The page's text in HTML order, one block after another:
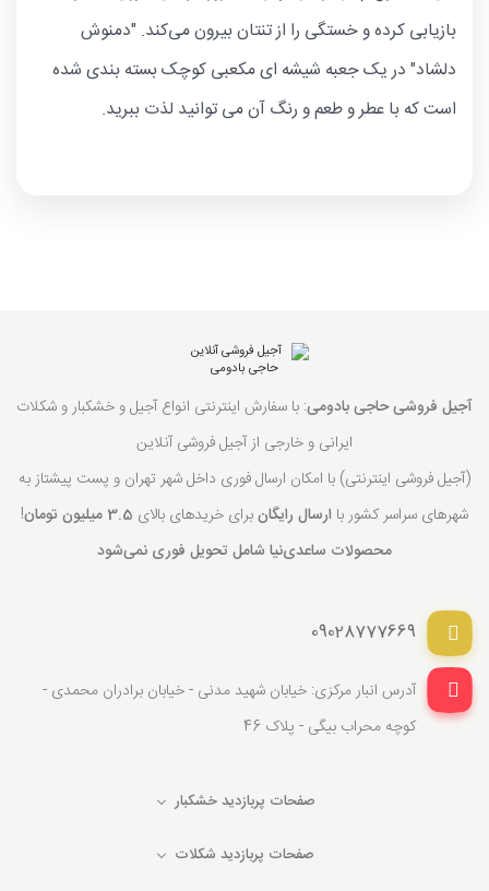
بازیابی کرده و خستگی را از تنتان بیرون می‌کند. "دمنوش
دلشاد" در یک جعبه شیشه ای مکعبی کوچک بسته بندی شده
است که با عطر و طعم و رنگ آن می توانید لذت ببرید.
آجیل فروشی حاجی بادومی: با سفارش اینترنتی انواع آجیل و خشکبار و شکلات
ایرانی و خارجی از آجیل فروشی آنلاین
(آجیل فروشی اینترنتی) با امکان ارسال فوری داخل شهر تهران و پست پیشتاز به
شهرهای سراسر کشور با ارسال رایگانبرای خریدهای بالای 3.5 میلیون تومان
!
محصولات ساعدی‌نیا شامل تحویل فوری نمی‌شود
09028777669
آدرس انبار مرکزی: خیابان شهید مدنی - خیابان برادران محمدی -
کوچه محراب بیگی - پلاک 46
صفحات پربازدید خشکبار
صفحات پربازدید شکلات